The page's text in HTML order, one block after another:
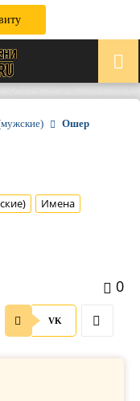
Ошер
Имена
0
VK